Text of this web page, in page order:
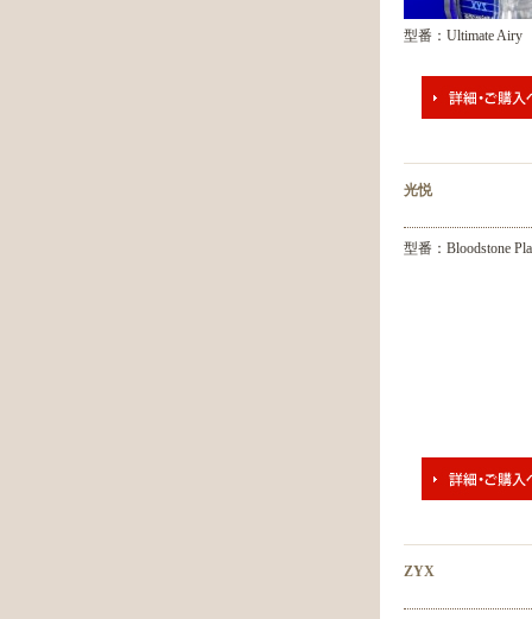
型番：Ultimate Airy
光悦
型番：Bloodstone
ZYX